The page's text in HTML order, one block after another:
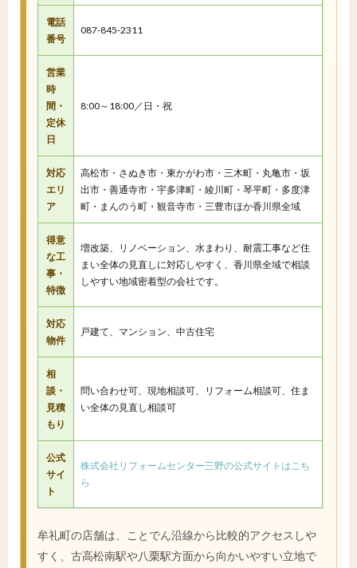
電話
番号
087-845-2311
営業
時
間・
定休
日
8:00～18:00／日・祝
対応
エリ
ア
高松市・さぬき市・東かがわ市・三木町・丸亀市・坂
出市・善通寺市・宇多津町・綾川町・琴平町・多度津
町・まんのう町・観音寺市・三豊市ほか香川県全域
得意
な工
事・
特徴
増改築、リノベーション、水まわり、耐震工事など住
まい全体の見直しに対応しやすく、香川県全域で相談
しやすい地域密着型の会社です。
対応
物件
戸建て、マンション、中古住宅
相
談・
見積
もり
問い合わせ可、現地相談可、リフォーム相談可、住ま
い全体の見直し相談可
公式
サイ
ト
株式会社リフォームセンター三野の公式サイトはこち
ら
牟礼町の店舗は、ことでん沿線から比較的アクセスしや
すく、古高松南駅や八栗駅方面から向かいやすい立地で